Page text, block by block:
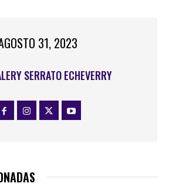
31, 2023
SERRATO ECHEVERRY